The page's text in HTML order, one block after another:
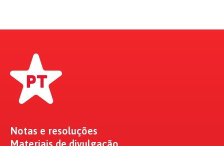
Notas e resoluções